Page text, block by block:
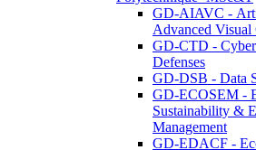
GD-AIAVC -
Advanced Visual
GD-CTD -
Defenses
GD-DSB - Data
GD-ECOSEM -
Sustainability &
Management
GD-EDACF -